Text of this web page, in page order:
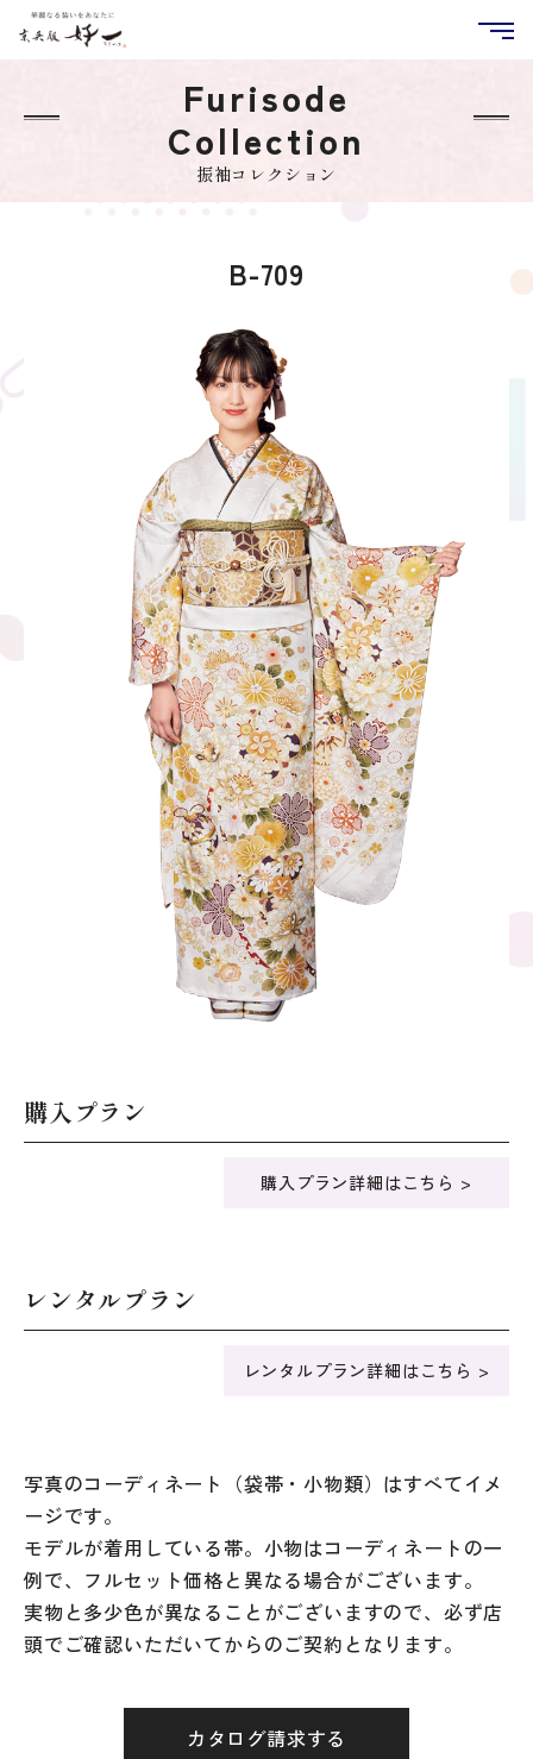
Furisode
Collection
振袖コレクション
B-709
購入プラン
購入プラン詳細はこちら >
レンタルプラン
レンタルプラン詳細はこちら >
写真のコーディネート（袋帯・小物類）はすべてイメ
ージです。
モデルが着用している帯。小物はコーディネートの一
例で、フルセット価格と異なる場合がございます。
実物と多少色が異なることがございますので、必ず店
頭でご確認いただいてからのご契約となります。
カタログ請求する